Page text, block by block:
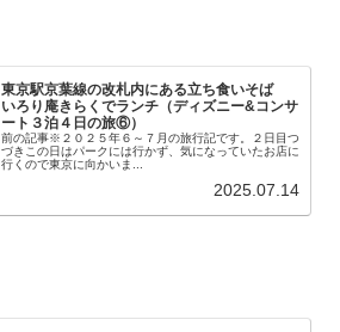
東京駅京葉線の改札内にある立ち食いそば
いろり庵きらくでランチ（ディズニー&コンサ
ート３泊４日の旅⑥）
前の記事※２０２５年６～７月の旅行記です。２日目つ
づきこの日はパークには行かず、気になっていたお店に
行くので東京に向かいま...
2025.07.14